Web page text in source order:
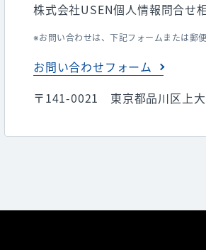
株式会社USEN個人情報問合せ
お問い合わせは、下記フォームまたは郵
お問い合わせフォーム
〒141-0021 東京都品川区上